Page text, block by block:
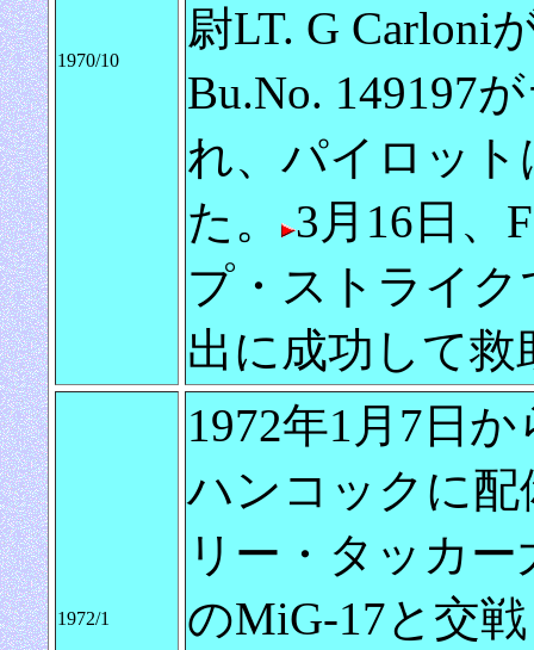
1970/10
尉LT. G Carloni
Bu.No. 149197
れ、パイロッ
た。
3月16日、
プ・ストライ
出に成功して救
1972/1
1972年1月7日
ハンコックに配
リー・タッカー
のMiG-17と交